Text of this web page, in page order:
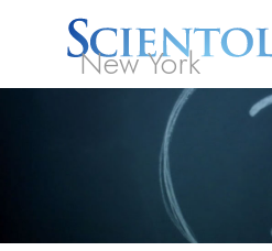
New York
¿Qué es
Scientology?